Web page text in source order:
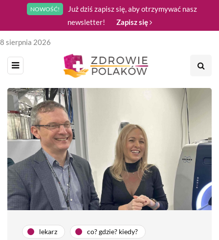
NOWOŚĆ!
Już dziś zapisz się, aby otrzymywać nasz
newsletter!
Zapisz się
8 sierpnia 2026
lekarz co? gdzie? kiedy?